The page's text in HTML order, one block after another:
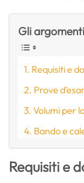
Gli
Requisiti e
Prove
Volumi per
Bando e
Requisiti e